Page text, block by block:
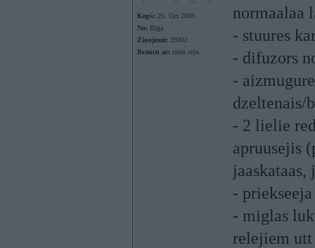
Kopš: 25. Oct 2003
No: Rīga
Ziņojumi: 29302
Braucu ar: cietu seju
normaalaa
- stuures
- difuzors
-
dzeltenais/
- 2 lielie
apruusejis
jaaskataas,
-
- miglas
relejiem utt